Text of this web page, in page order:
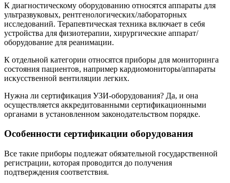
К диагностическому оборудованию относятся аппараты для
ультразвуковых, рентгенологических/лабораторных
исследований. Терапевтическая техника включает в себя
устройства для физиотерапии, хирургические аппарат/
оборудование для реанимации.
К отдельной категории относятся приборы для мониторинга
состояния пациентов, например кардиомониторы/аппараты
искусственной вентиляции легких.
Нужна ли сертификация УЗИ-оборудования? Да, и она
осуществляется аккредитованными сертификационными
органами в установленном законодательством порядке.
Особенности сертификации оборудования
Все такие приборы подлежат обязательной государственной
регистрации, которая проводится до получения
подтверждения соответствия.